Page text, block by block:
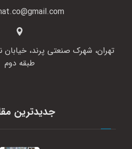
طبقه دوم
جدیدترین